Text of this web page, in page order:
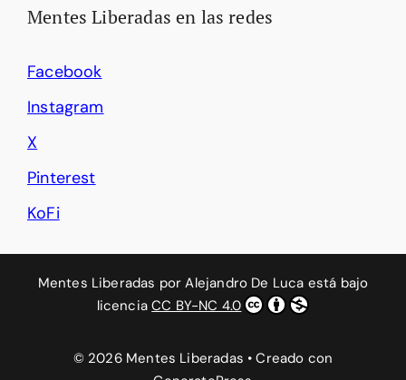
Mentes Liberadas en las redes
Facebook
Instagram
X
Pinterest
KoFi
Mentes Liberadas porAlejandro De Luca está bajo
licenciaCC BY-NC 4.0
© 2026 Mentes Liberadas • Creado con